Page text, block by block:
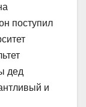
поступил
дед
и